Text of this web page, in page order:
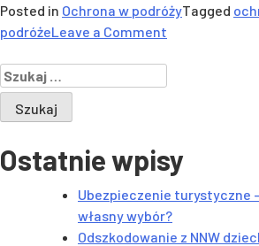
Posted in Ochrona w podróżyTagged
podróżeLeave a Comment
kilku
zasad
Szukaj:
Ostatnie wpisy
Ubezpieczenie turystyczne
własny wybór?
Odszkodowanie z NNW